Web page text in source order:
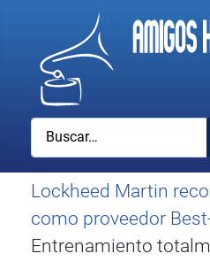
Buscar
Lockheed Martin
como proveedor
Entrenamiento